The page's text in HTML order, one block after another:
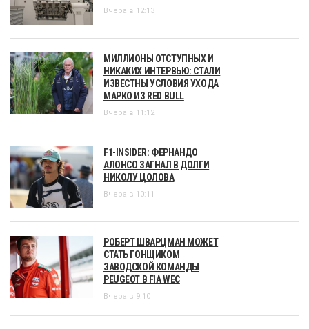
Вчера в 12:13
МИЛЛИОНЫ ОТСТУПНЫХ И
НИКАКИХ ИНТЕРВЬЮ: СТАЛИ
ИЗВЕСТНЫ УСЛОВИЯ УХОДА
МАРКО ИЗ RED BULL
Вчера в 11:12
F1-INSIDER: ФЕРНАНДО
АЛОНСО ЗАГНАЛ В ДОЛГИ
НИКОЛУ ЦОЛОВА
Вчера в 10:11
РОБЕРТ ШВАРЦМАН МОЖЕТ
СТАТЬ ГОНЩИКОМ
ЗАВОДСКОЙ КОМАНДЫ
PEUGEOT В FIA WEC
Вчера в 9:10